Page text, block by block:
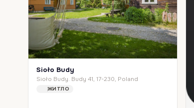
Sioło Budy
Sioło Budy. Budy 41, 17-230, Poland
ЖИТЛО